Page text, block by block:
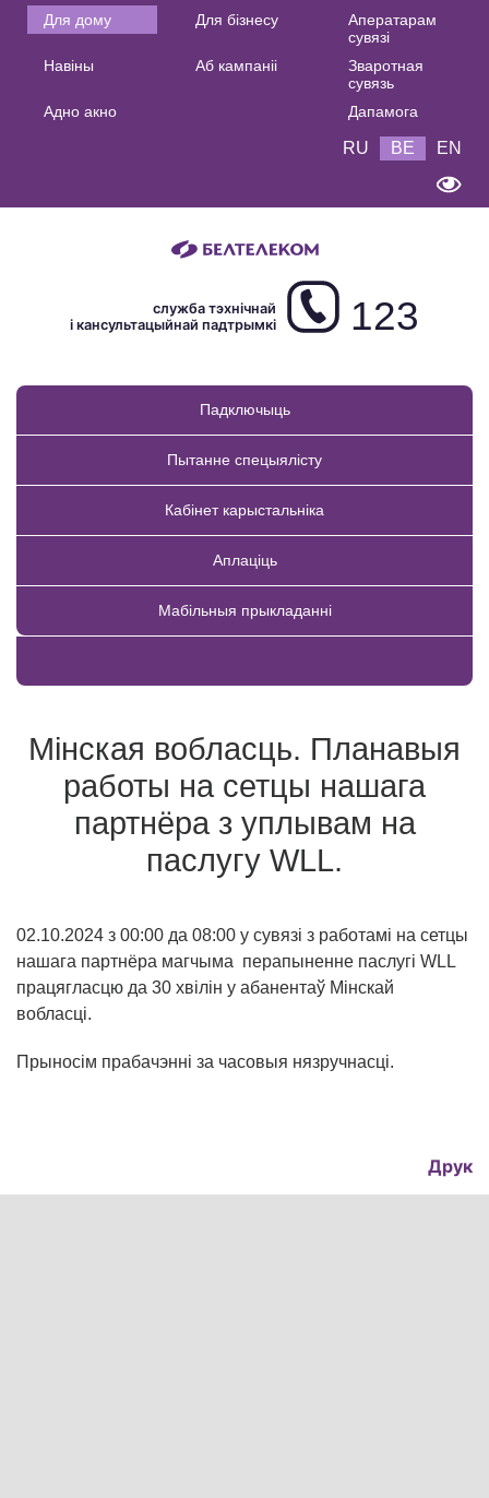
Основная
навигация
Для дому Для бізнесу
Аператарам
сувязі
Навіны
Аб кампаніі
Зваротная
сувязь
Адно акно
Дапамога
RU BE EN
служба тэхнічнай
і кансультацыйнай падтрымкі
123
Падключыць
Пытанне спецыялісту
Кабінет карыстальніка
Аплаціць
Мабільныя прыкладанні
Мінская вобласць. Планавыя
работы на сетцы нашага
партнёра з уплывам на
паслугу WLL.
02.10.2024 з 00:00 да 08:00 у сувязі з работамі на сетцы
нашага партнёра магчыма перапыненне паслугі WLL
працягласцю да 30 хвiлiн у абанентаў Мінскай
вобласці.
Прыносім прабачэнні за часовыя нязручнасці.
Друк